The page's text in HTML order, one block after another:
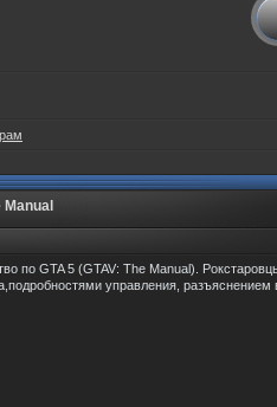
Manual
по GTA 5 (GTAV: The Manual).
управления, разъяснением